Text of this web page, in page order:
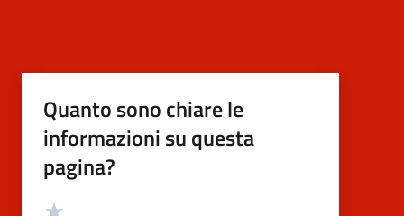
Quanto sono chiare le
informazioni su questa
pagina?
Valutazione